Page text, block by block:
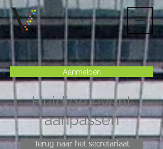
Aanmelden
Huidige event
aanpassen
Terug naar het secretariaat